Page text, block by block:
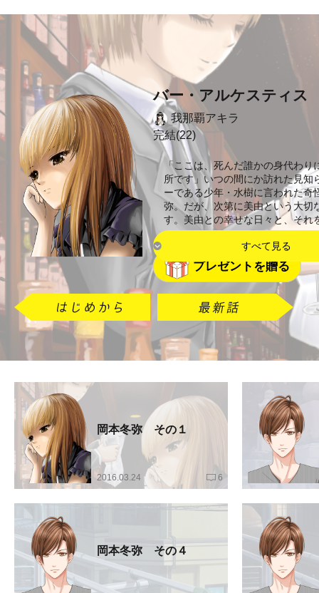
バー・アルケスティス
我那覇アキラ
完結(22)
「ここは、死んだ誰かの身代わ
所です」いつの間にか訪れた見知
ーである少年・水樹に言われた奇
弥。だが、次第に美由という大切
す。美由との幸せな日々と、そ
すべて見る
プレゼントを贈る
岡本冬弥 その１
2016.03.24 6
岡本冬弥 その４